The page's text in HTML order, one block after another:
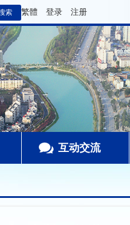
繁體 登录 注册
互动交流